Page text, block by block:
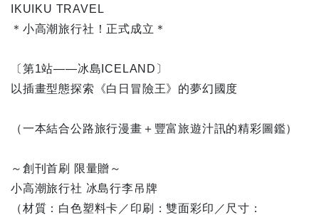
IKUIKU TRAVEL
＊小高潮旅行社！正式成立＊
〔第1站——冰島ICELAND〕
以插畫型態探索《白日冒險王》的夢幻國度
（一本結合公路旅行漫畫＋豐富旅遊汁訊的精彩圖鑑）
～創刊首刷 限量贈～
小高潮旅行社 冰島行李吊牌
（材質：白色塑料卡／印刷：雙面彩印／尺寸：